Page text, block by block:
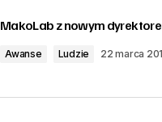
zalogować
MakoLab z nowym
Awanse Ludzie 22 marca